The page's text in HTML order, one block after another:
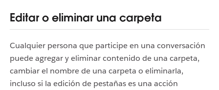
Editar o eliminar una carpeta
Cualquier persona que participe en una conversación
puede agregar y eliminar contenido de una carpeta,
cambiar el nombre de una carpeta o eliminarla,
incluso si la edición de pestañas es una acción